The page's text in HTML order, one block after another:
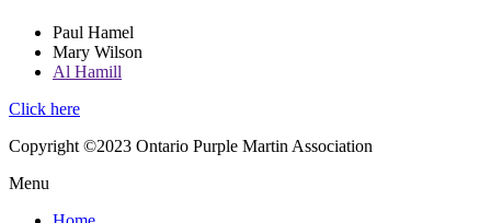
Paul Hamel
Mary Wilson
Al Hamill
Click here
Copyright ©2023 Ontario Purple Martin Association
Menu